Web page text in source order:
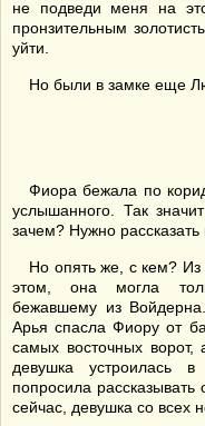
не подведи меня на
пронзительным
уйти.
Но были в замке еще
Фиора бежала по
услышанного. Так
зачем? Нужно рассказать
Но опять же, с кем? Из
этом, она могла
бежавшему из
Арья спасла Фиору от
самых восточных ворот,
девушка устроилась
попросила рассказывать
сейчас, девушка со всех